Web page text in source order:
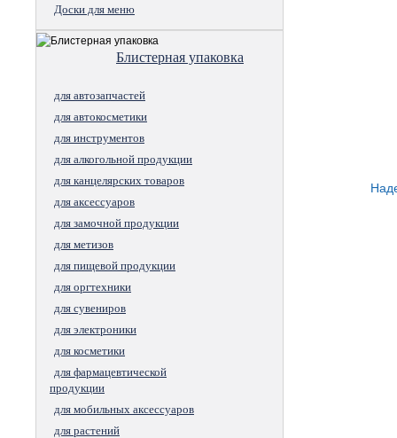
Доски для меню
Блистерная упаковка
для автозапчастей
для автокосметики
для инструментов
для алкогольной продукции
для канцелярских товаров
для аксессуаров
для замочной продукции
для метизов
для пищевой продукции
для оргтехники
для сувениров
для электроники
для косметики
для фармацевтической
продукции
для мобильных аксессуаров
для растений